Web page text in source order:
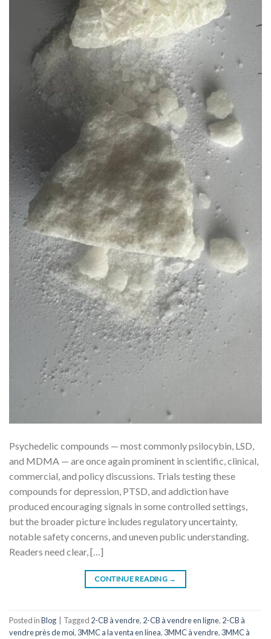
Psychedelic compounds — most commonly psilocybin, LSD,
and MDMA — are once again prominent in scientific, clinical,
commercial, and policy discussions. Trials testing these
compounds for depression, PTSD, and addiction have
produced encouraging signals in some controlled settings,
but the broader picture includes regulatory uncertainty,
notable safety concerns, and uneven public understanding.
Readers need clear, […]
CONTINUE READING →
Posted inBlog Tagged 2-CB à vendre, 2-CB à vendre en ligne, 2-CB à
vendre près de moi, 3MMC a la venta en línea, 3MMC à vendre, 3MMC à